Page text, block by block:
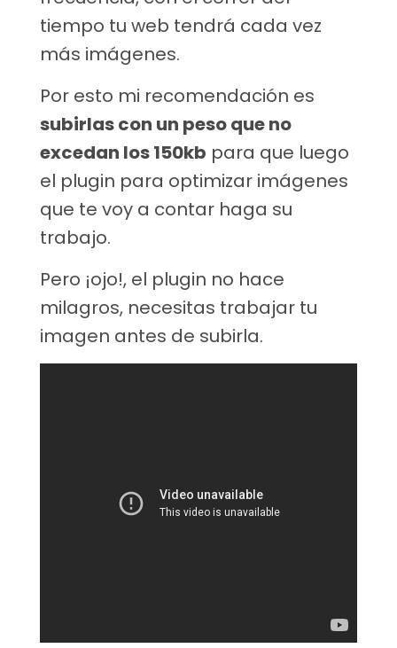
tiempo tu web tendrá cada vez
más imágenes.
Por esto mi recomendación es
subirlas con un peso que no
excedan los 150kb para que luego
el plugin para optimizar imágenes
que te voy a contar haga su
trabajo.
Pero ¡ojo!, el plugin no hace
milagros, necesitas trabajar tu
imagen antes de subirla.